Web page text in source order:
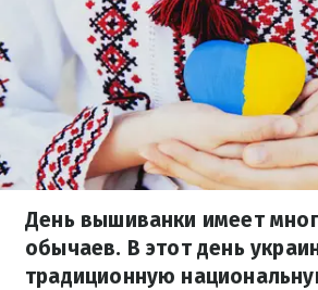
День вышиванки имеет
обычаев. В этот день
традиционную